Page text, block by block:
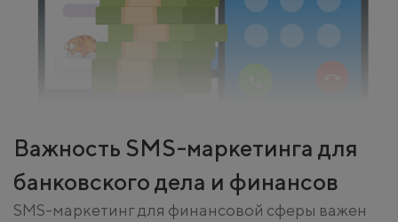
Важность SMS-маркетинга для
банковского дела и финансов
SMS-маркетинг для финансовой сферы важен